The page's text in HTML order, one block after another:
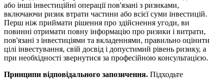
або інші інвестиційні операції пов'язані з ризиками,
включаючи ризик втрати частини або всієї суми інвестицій.
Перш ніж приймати рішення про здійснення угоди, ви
повинні отримати повну інформацію про ризики і витрати,
пов'язані з інвестиціями та вкладеннями, правильно оцінити
цілі інвестування, свій досвід і допустимий рівень ризику, а
при необхідності звернутися за професійною консультацією.
Принципи відповідального запозичення. Підходьте